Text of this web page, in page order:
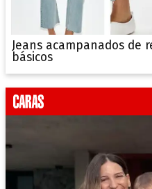
Jeans acampanados de
básicos